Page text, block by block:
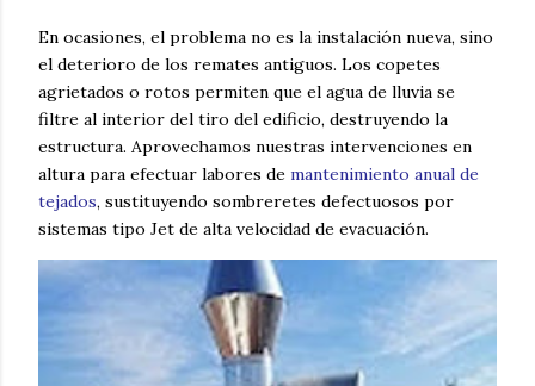
En ocasiones, el problema no es la instalación nueva, sino
el deterioro de los remates antiguos. Los copetes
agrietados o rotos permiten que el agua de lluvia se
filtre al interior del tiro del edificio, destruyendo la
estructura. Aprovechamos nuestras intervenciones en
altura para efectuar labores de mantenimiento anual de
tejados, sustituyendo sombreretes defectuosos por
sistemas tipo Jet de alta velocidad de evacuación.